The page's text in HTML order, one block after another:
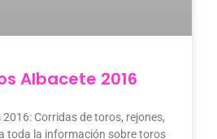
Albacete 2016
Corridas de toros, rejones,
toda la información sobre toros